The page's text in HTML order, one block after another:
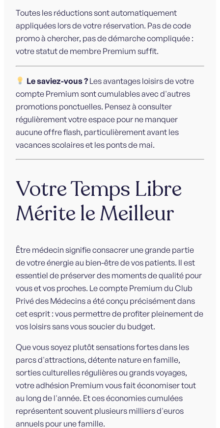
Toutes les réductions sont automatiquement
appliquées lors de votre réservation. Pas de code
promo à chercher, pas de démarche compliquée :
votre statut de membre Premium suffit.
Le saviez-vous ?Les avantages loisirs de votre
compte Premium sont cumulables avec d'autres
promotions ponctuelles. Pensez à consulter
régulièrement votre espace pour ne manquer
aucune offre flash, particulièrement avant les
vacances scolaires et les ponts de mai.
Votre Temps Libre
Mérite le Meilleur
Être médecin signifie consacrer une grande partie
de votre énergie au bien-être de vos patients. Il est
essentiel de préserver des moments de qualité pour
vous et vos proches. Le compte Premium du Club
Privé des Médecins a été conçu précisément dans
cet esprit : vous permettre de profiter pleinement de
vos loisirs sans vous soucier du budget.
Que vous soyez plutôt sensations fortes dans les
parcs d'attractions, détente nature en famille,
sorties culturelles régulières ou grands voyages,
votre adhésion Premium vous fait économiser tout
au long de l'année. Et ces économies cumulées
représentent souvent plusieurs milliers d'euros
annuels pour une famille.